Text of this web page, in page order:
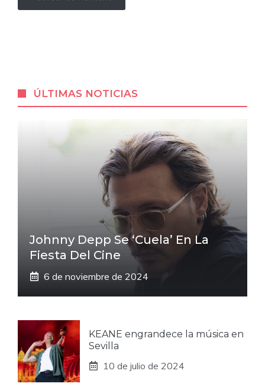
ÚLTIMAS NOTICIAS
Johnny Depp Se ‘cuela’ En La
Fiesta Del Cine
6 de noviembre de 2024
KEANE engrandece la música en
Sevilla
10 de julio de 2024